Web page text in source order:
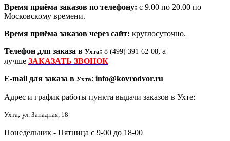
Время приёма заказов по телефону: с 9.00 по 20.00 по
Московскому времени.
Время приёма заказов через сайт: круглосуточно.
Телефон для заказа в Ухта: 8 (499) 391-62-08, а
лучше ЗАКАЗАТЬ ЗВОНОК
E-mail для заказа в Ухта: info@kovrodvor.ru
Адрес и график работы пункта выдачи заказов в Ухте:
Ухта, ул. Западная, 18
Понедельник - Пятница с 9-00 до 18-00